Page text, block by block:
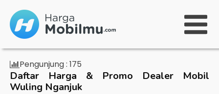
Pengunjung : 175
Daftar Harga & Promo Dealer Mobil
Wuling Nganjuk